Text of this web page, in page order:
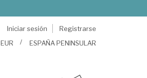
Iniciar sesión
Registrarse
EUR ESPAÑA PENINSULAR